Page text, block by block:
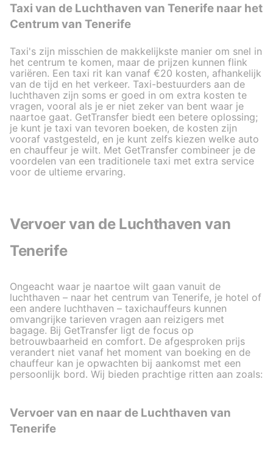
Taxi van de Luchthaven van Tenerife naar het
Centrum van Tenerife
Taxi's zijn misschien de makkelijkste manier om snel in
het centrum te komen, maar de prijzen kunnen flink
variëren. Een taxi rit kan vanaf €20 kosten, afhankelijk
van de tijd en het verkeer. Taxi-bestuurders aan de
luchthaven zijn soms er goed in om extra kosten te
vragen, vooral als je er niet zeker van bent waar je
naartoe gaat. GetTransfer biedt een betere oplossing;
je kunt je taxi van tevoren boeken, de kosten zijn
vooraf vastgesteld, en je kunt zelfs kiezen welke auto
en chauffeur je wilt. Met GetTransfer combineer je de
voordelen van een traditionele taxi met extra service
voor de ultieme ervaring.
Vervoer van de Luchthaven van
Tenerife
Ongeacht waar je naartoe wilt gaan vanuit de
luchthaven – naar het centrum van Tenerife, je hotel of
een andere luchthaven – taxichauffeurs kunnen
omvangrijke tarieven vragen aan reizigers met
bagage. Bij GetTransfer ligt de focus op
betrouwbaarheid en comfort. De afgesproken prijs
verandert niet vanaf het moment van boeking en de
chauffeur kan je opwachten bij aankomst met een
persoonlijk bord. Wij bieden prachtige ritten aan zoals:
Vervoer van en naar de Luchthaven van
Tenerife